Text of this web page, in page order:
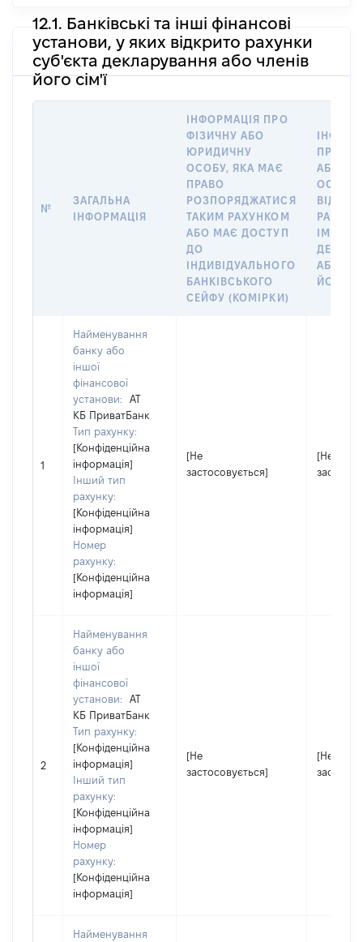
12.1. Банківські та інші фінансові
установи, у яких відкрито рахунки
суб'єкта декларування або членів
його сім'ї
№
ЗАГАЛЬНА
ІНФОРМАЦІЯ
ІНФОРМАЦІЯ ПРО
ФІЗИЧНУ АБО
ЮРИДИЧНУ
ОСОБУ, ЯКА МАЄ
ПРАВО
РОЗПОРЯДЖАТИСЯ
ТАКИМ РАХУНКОМ
АБО МАЄ ДОСТУП
ДО
ІНДИВІДУАЛЬНОГО
БАНКІВСЬКОГО
СЕЙФУ (КОМІРКИ)
ПРО
АБО
ОСОБУ,
ІМ’Я
АБО
ЙОГО
1
Найменування
банку або
іншої
фінансової
установи:
АТ
КБ ПриватБанк
Тип рахунку:
[Конфіденційна
інформація]
Інший тип
рахунку:
[Конфіденційна
інформація]
Номер
рахунку:
[Конфіденційна
інформація]
[Не
застосовується]
[Не
2
Найменування
банку або
іншої
фінансової
установи:
АТ
КБ ПриватБанк
Тип рахунку:
[Конфіденційна
інформація]
Інший тип
рахунку:
[Конфіденційна
інформація]
Номер
рахунку:
[Конфіденційна
інформація]
[Не
застосовується]
[Не
Найменування